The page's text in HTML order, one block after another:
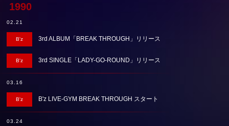
1990
02.21
B'z 3rd ALBUM「BREAK THROUGH」リリース
B'z 3rd SINGLE「LADY-GO-ROUND」リリース
03.16
B'z B'z LIVE-GYM BREAK THROUGH スタート
03.24